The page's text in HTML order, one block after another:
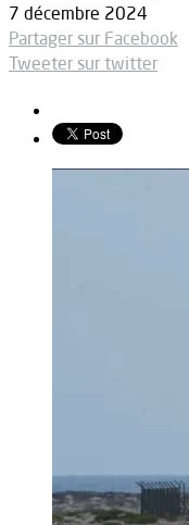
7 décembre 2024
Partager sur Facebook
Tweeter sur twitter